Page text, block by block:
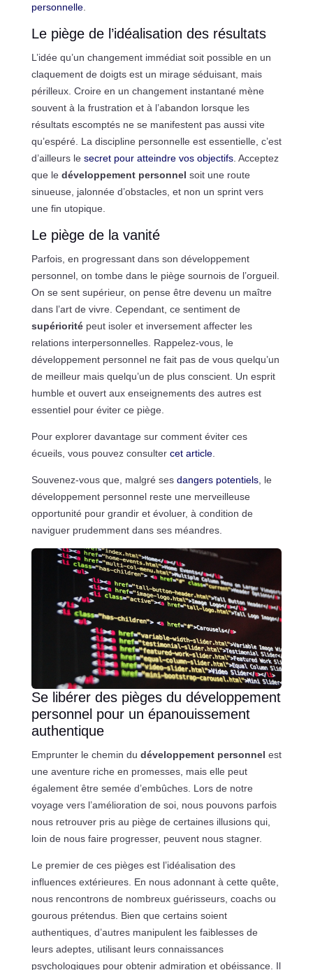
personnelle.
Le piège de l’idéalisation des résultats
L’idée qu’un changement immédiat soit possible en un
claquement de doigts est un mirage séduisant, mais
périlleux. Croire en un changement instantané mène
souvent à la frustration et à l’abandon lorsque les
résultats escomptés ne se manifestent pas aussi vite
qu’espéré. La discipline personnelle est essentielle, c’est
d’ailleurs le secret pour atteindre vos objectifs. Acceptez
que le développement personnel soit une route
sinueuse, jalonnée d’obstacles, et non un sprint vers
une fin utopique.
Le piège de la vanité
Parfois, en progressant dans son développement
personnel, on tombe dans le piège sournois de l’orgueil.
On se sent supérieur, on pense être devenu un maître
dans l’art de vivre. Cependant, ce sentiment de
supérioritépeut isoler et inversement affecter les
relations interpersonnelles. Rappelez-vous, le
développement personnel ne fait pas de vous quelqu’un
de meilleur mais quelqu’un de plus conscient. Un esprit
humble et ouvert aux enseignements des autres est
essentiel pour éviter ce piège.
Pour explorer davantage sur comment éviter ces
écueils, vous pouvez consulter cet article.
Souvenez-vous que, malgré ses dangers potentiels, le
développement personnel reste une merveilleuse
opportunité pour grandir et évoluer, à condition de
naviguer prudemment dans ses méandres.
Se libérer des pièges du développement
personnel pour un épanouissement
authentique
Emprunter le chemin du développement personnel est
une aventure riche en promesses, mais elle peut
également être semée d’embûches. Lors de notre
voyage vers l’amélioration de soi, nous pouvons parfois
nous retrouver pris au piège de certaines illusions qui,
loin de nous faire progresser, peuvent nous stagner.
Le premier de ces pièges est l’idéalisation des
influences extérieures. En nous adonnant à cette quête,
nous rencontrons de nombreux guérisseurs, coachs ou
gourous prétendus. Bien que certains soient
authentiques, d’autres manipulent les faiblesses de
leurs adeptes, utilisant leurs connaissances
psychologiques pour obtenir admiration et obéissance. Il